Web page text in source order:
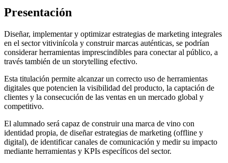
Presentación
Diseñar, implementar y optimizar estrategias de marketing integrales
en el sector vitivinícola y construir marcas auténticas, se podrían
considerar herramientas imprescindibles para conectar al público, a
través también de un storytelling efectivo.
Esta titulación permite alcanzar un correcto uso de herramientas
digitales que potencien la visibilidad del producto, la captación de
clientes y la consecución de las ventas en un mercado global y
competitivo.
El alumnado será capaz de construir una marca de vino con
identidad propia, de diseñar estrategias de marketing (offline y
digital), de identificar canales de comunicación y medir su impacto
mediante herramientas y KPIs específicos del sector.